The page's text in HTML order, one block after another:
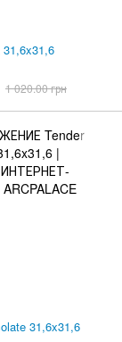
31,6x31,6
1 020.00 грн
31,6x31,6